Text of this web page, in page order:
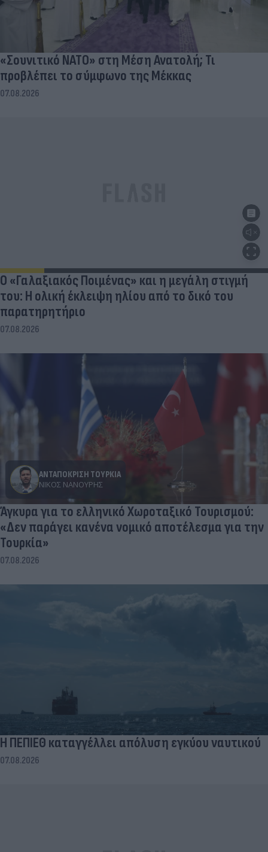
«Σουνιτικό ΝΑΤΟ» στη Μέση Ανατολή; Τι
προβλέπει το σύμφωνο της Μέκκας
07.08.2026
Ο «Γαλαξιακός Ποιμένας» και η μεγάλη στιγμή
του: Η ολική έκλειψη ηλίου από το δικό του
παρατηρητήριο
07.08.2026
ΑΝΤΑΠΟΚΡΙΣΗ ΤΟΥΡΚΙΑ
ΝΊΚΟΣ ΝΑΝΟΎΡΗΣ
Άγκυρα για το ελληνικό Χωροταξικό Τουρισμού:
«Δεν παράγει κανένα νομικό αποτέλεσμα για την
Τουρκία»
07.08.2026
Η ΠΕΠΙΕΘ καταγγέλλει απόλυση εγκύου ναυτικού
07.08.2026